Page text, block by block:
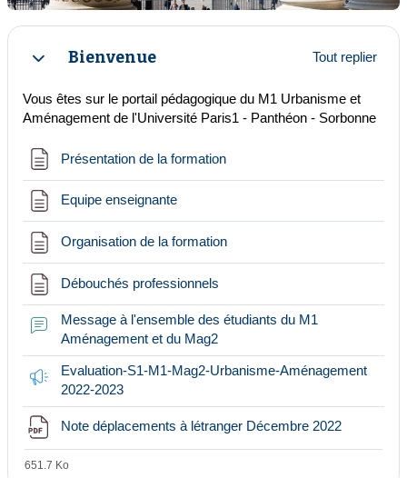
Résumé de section
ReplierBienvenue Tout replier
Vous êtes sur le portail pédagogique du M1 Urbanisme et
Aménagement de l'Université Paris1 - Panthéon - Sorbonne
Présentation de la formationPage
Equipe enseignantePage
Organisation de la formationPage
Débouchés professionnels
Message à l'ensemble des étudiants du M1
Aménagement et du Mag2
Evaluation-S1-M1-Mag2-Urbanisme-Aménagement
2022-2023Feedback
Note déplacements à létranger Décembre 2022
651.7 Ko